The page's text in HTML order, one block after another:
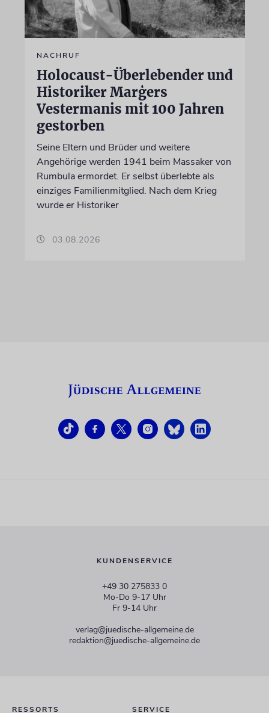
NACHRUF
Holocaust-Überlebender und
Historiker Marģers
Vestermanis mit 100 Jahren
gestorben
Seine Eltern und Brüder und weitere
Angehörige werden 1941 beim Massaker von
Rumbula ermordet. Er selbst überlebte als
einziges Familienmitglied. Nach dem Krieg
wurde er Historiker
03.08.2026
KUNDENSERVICE
+49 30 275833 0
Mo-Do 9-17 Uhr
Fr 9-14 Uhr
verlag@juedische-allgemeine.de
redaktion@juedische-allgemeine.de
RESSORTS SERVICE